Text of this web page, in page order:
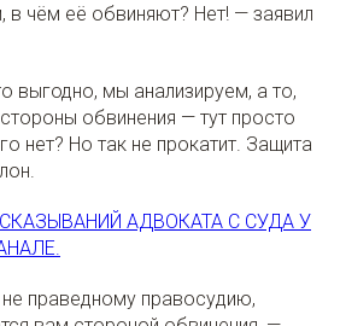
в чём её обвиняют? Нет! — заявил
выгодно, мы анализируем, а то,
обвинения — тут просто
нет? Но так не прокатит. Защита
АДВОКАТА С СУДА У
праведному правосудию,